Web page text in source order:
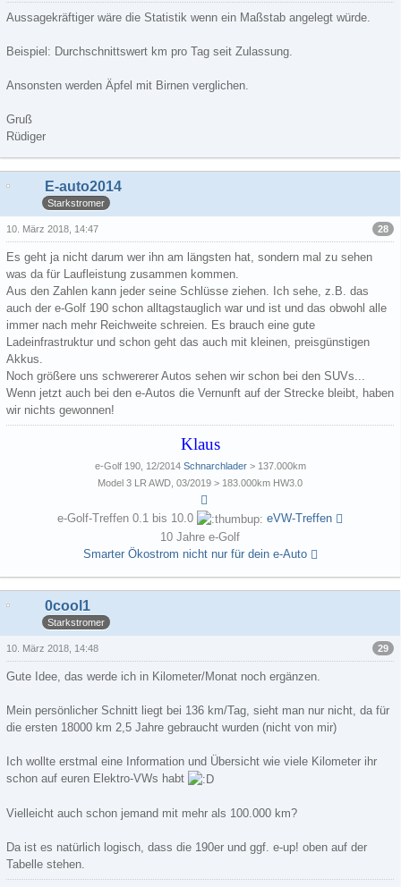
Aussagekräftiger wäre die Statistik wenn ein Maßstab angelegt würde.
Beispiel: Durchschnittswert km pro Tag seit Zulassung.
Ansonsten werden Äpfel mit Birnen verglichen.
Gruß
Rüdiger
E-auto2014
Starkstromer
28
10. März 2018, 14:47
Es geht ja nicht darum wer ihn am längsten hat, sondern mal zu sehen
was da für Laufleistung zusammen kommen.
Aus den Zahlen kann jeder seine Schlüsse ziehen. Ich sehe, z.B. das
auch der e-Golf 190 schon alltagstauglich war und ist und das obwohl alle
immer nach mehr Reichweite schreien. Es brauch eine gute
Ladeinfrastruktur und schon geht das auch mit kleinen, preisgünstigen
Akkus.
Noch größere uns schwererer Autos sehen wir schon bei den SUVs...
Wenn jetzt auch bei den e-Autos die Vernunft auf der Strecke bleibt, haben
wir nichts gewonnen!
Klaus
e-Golf 190, 12/2014 Schnarchlader> 137.000km
Model 3 LR AWD, 03/2019 > 183.000km HW3.0
e-Golf-Treffen 0.1 bis 10.0
eVW-Treffen
10 Jahre e-Golf
Smarter Ökostrom nicht nur für dein e-Auto
0cool1
Starkstromer
29
10. März 2018, 14:48
Gute Idee, das werde ich in Kilometer/Monat noch ergänzen.
Mein persönlicher Schnitt liegt bei 136 km/Tag, sieht man nur nicht, da für
die ersten 18000 km 2,5 Jahre gebraucht wurden (nicht von mir)
Ich wollte erstmal eine Information und Übersicht wie viele Kilometer ihr
schon auf euren Elektro-VWs habt
Vielleicht auch schon jemand mit mehr als 100.000 km?
Da ist es natürlich logisch, dass die 190er und ggf. e-up! oben auf der
Tabelle stehen.